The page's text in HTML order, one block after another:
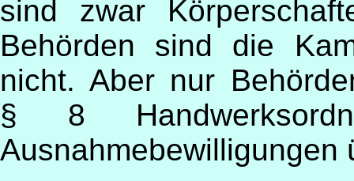
sind zwar
Behörden sind die
nicht. Aber nur
§ 8
Ausnahmebewilligungen